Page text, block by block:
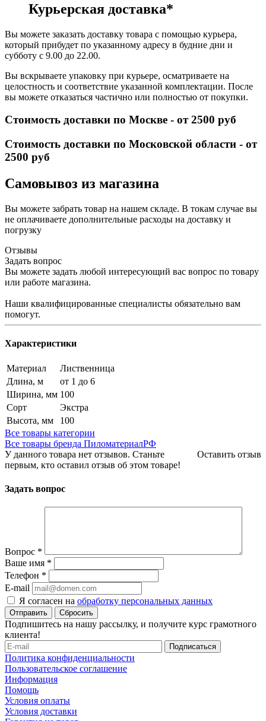
Курьерская доставка*
Вы можете заказать доставку товара с помощью курьера,
который прибудет по указанному адресу в будние дни и
субботу с 9.00 до 22.00.
Вы вскрываете упаковку при курьере, осматриваете на
целостность и соответствие указанной комплектации. После
вы можете отказаться частично или полностью от покупки.
Стоимость доставки по Москве - от 2500 руб
Стоимость доставки по Московской области - от
2500 руб
Самовывоз из магазина
Вы можете забрать товар на нашем складе. В токам случае вы
не оплачиваете дополнительные расходы на доставку и
погрузку
Отзывы
Задать вопрос
Вы можете задать любой интересующий вас вопрос по товару
или работе магазина.
Наши квалифицированные специалисты обязательно вам
помогут.
Характеристики
Материал
Лиственница
Длина, м
от 1 до 6
Ширина, мм 100
Сорт
Экстра
Высота, мм
100
Все товары категории
Все товары бренда ПиломатериалРФ
Оставить отзыв
У данного товара нет отзывов. Станьте
первым, кто оставил отзыв об этом товаре!
Задать вопрос
Вопрос *
Ваше имя *
Телефон *
E-mail
Я согласен на обработку персональных данных
Сбросить
Подпишитесь на нашу рассылку, и получите курс грамотного
клиента!
Политика конфиденциальности
Пользовательское соглашение
Информация
Помощь
Условия оплаты
Условия доставки